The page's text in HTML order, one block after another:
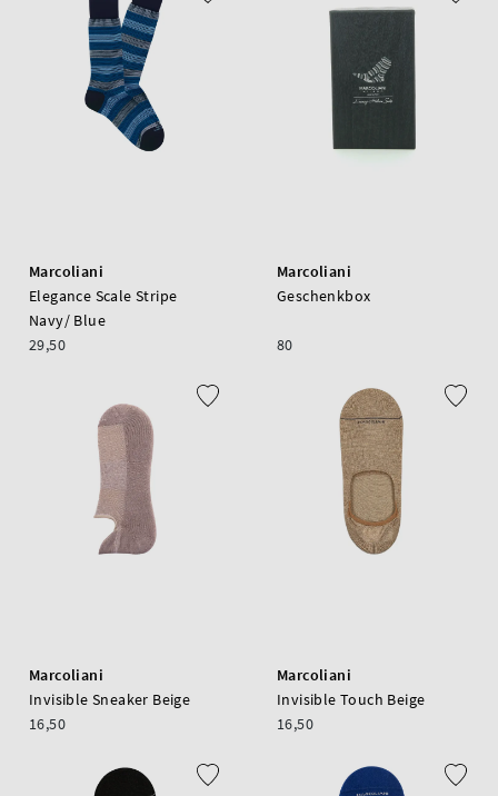
Marcoliani
Elegance Scale Stripe
Navy/ Blue
29,50
Marcoliani
Geschenkbox
80
Marcoliani
Invisible Sneaker Beige
16,50
Marcoliani
Invisible Touch Beige
16,50